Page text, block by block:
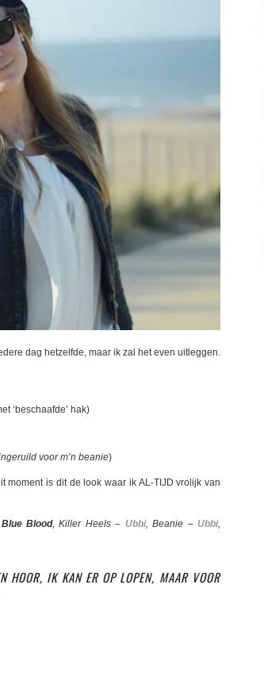
dag hetzelfde, maar ik zal het even uitleggen.
‘beschaafde’ hak)
voor m’n beanie)
moment is dit de look waar ik AL-TIJD vrolijk van
Blue Blood, Killer Heels – Ubbi, Beanie –Ubbi,
HOOR, IK KAN ER OP LOPEN, MAAR VOOR